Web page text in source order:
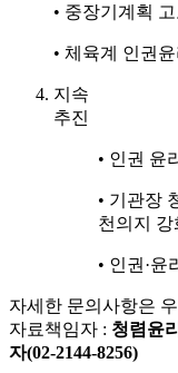
• 중장기계획
• 체육계 인권
지속
추진
• 인권 윤
• 기관장
천의지 강
• 인권·
자세한 문의사항은
자료책임자 : 청렴윤
자(02-2144-8256)